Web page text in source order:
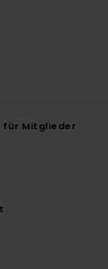
für Mitglieder